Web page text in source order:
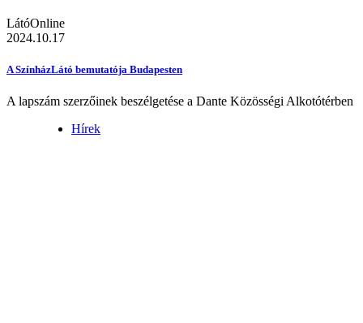
LátóOnline
2024.10.17
A SzínházLátó bemutatója Budapesten
A lapszám szerzőinek beszélgetése a Dante Közösségi Alkotótérben
Hírek